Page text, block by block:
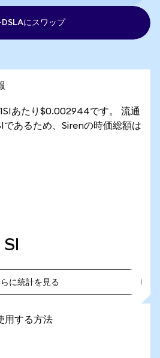
DSLAにスワップ
あたり$0.002944です。 流通
であるため、Sirenの時価総額は
SI
に統計を見る
する方法